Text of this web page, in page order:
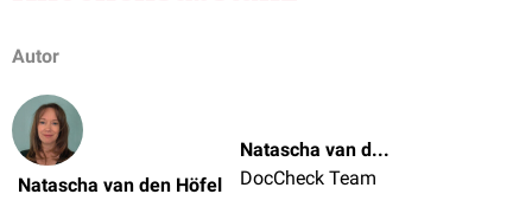
Autor
Natascha van den Höfel
Natascha van den Höfel
DocCheck Team